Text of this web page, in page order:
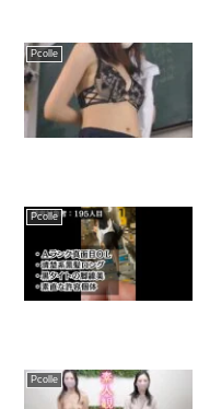
Pcolle
Pcolle
Pcolle